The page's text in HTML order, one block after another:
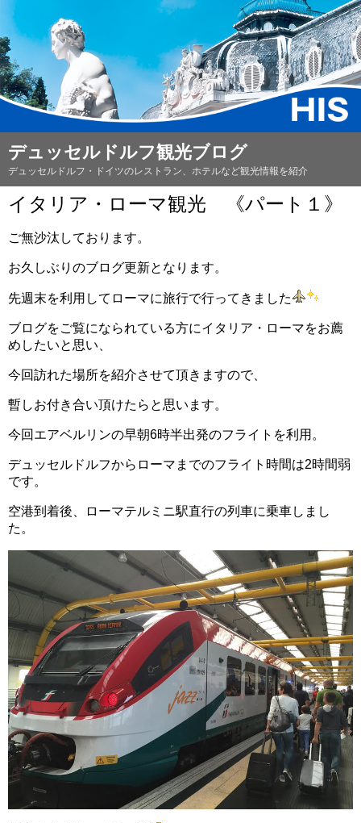
デュッセルドルフ観光ブログ
デュッセルドルフ・ドイツのレストラン、ホテルなど観光情報を紹介
イタリア・ローマ観光 《パート１》
ご無沙汰しております。
お久しぶりのブログ更新となります。
先週末を利用してローマに旅行で行ってきました
ブログをご覧になられている方にイタリア・ローマをお薦
めしたいと思い、
今回訪れた場所を紹介させて頂きますので、
暫しお付き合い頂けたらと思います。
今回エアベルリンの早朝6時半出発のフライトを利用。
デュッセルドルフからローマまでのフライト時間は2時間弱
です。
空港到着後、ローマテルミニ駅直行の列車に乗車しまし
た。